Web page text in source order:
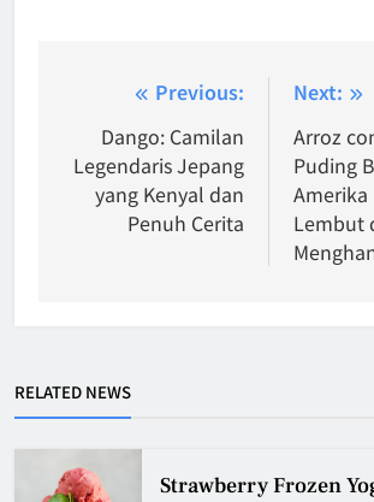
navigation
Previous:
Dango: Camilan
Legendaris Jepang
yang Kenyal dan
Penuh Cerita
Next:
Arroz
Puding
Lembut
RELATED NEWS
Strawberry Frozen